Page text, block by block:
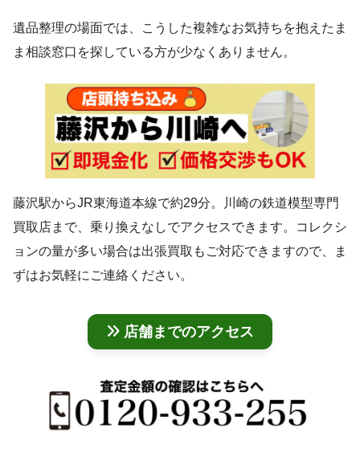
遺品整理の場面では、こうした複雑なお気持ちを抱えたま
ま相談窓口を探している方が少なくありません。
藤沢駅からJR東海道本線で約29分。川崎の鉄道模型専門
買取店まで、乗り換えなしでアクセスできます。コレクシ
ョンの量が多い場合は出張買取もご対応できますので、ま
ずはお気軽にご連絡ください。
店舗までのアクセス